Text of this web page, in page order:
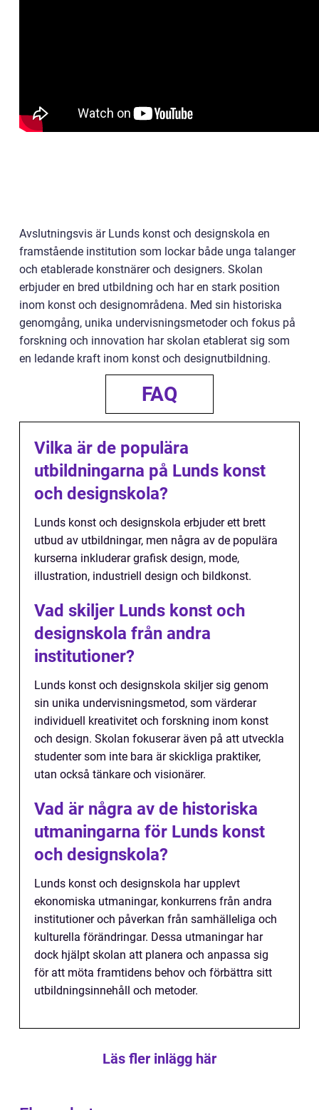
Avslutningsvis är Lunds konst och designskola en
framstående institution som lockar både unga talanger
och etablerade konstnärer och designers. Skolan
erbjuder en bred utbildning och har en stark position
inom konst och designområdena. Med sin historiska
genomgång, unika undervisningsmetoder och fokus på
forskning och innovation har skolan etablerat sig som
en ledande kraft inom konst och designutbildning.
FAQ
Vilka är de populära
utbildningarna på Lunds konst
och designskola?
Lunds konst och designskola erbjuder ett brett
utbud av utbildningar, men några av de populära
kurserna inkluderar grafisk design, mode,
illustration, industriell design och bildkonst.
Vad skiljer Lunds konst och
designskola från andra
institutioner?
Lunds konst och designskola skiljer sig genom
sin unika undervisningsmetod, som värderar
individuell kreativitet och forskning inom konst
och design. Skolan fokuserar även på att utveckla
studenter som inte bara är skickliga praktiker,
utan också tänkare och visionärer.
Vad är några av de historiska
utmaningarna för Lunds konst
och designskola?
Lunds konst och designskola har upplevt
ekonomiska utmaningar, konkurrens från andra
institutioner och påverkan från samhälleliga och
kulturella förändringar. Dessa utmaningar har
dock hjälpt skolan att planera och anpassa sig
för att möta framtidens behov och förbättra sitt
utbildningsinnehåll och metoder.
Läs fler inlägg här